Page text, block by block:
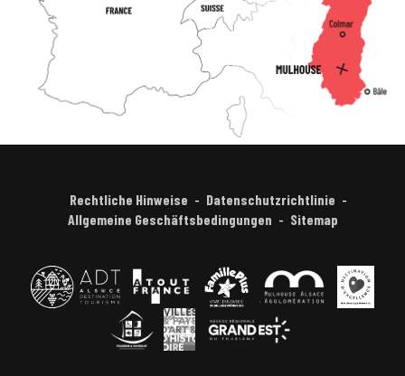
Rechtliche Hinweise
Datenschutzrichtlinie
Allgemeine Geschäftsbedingungen
Sitemap